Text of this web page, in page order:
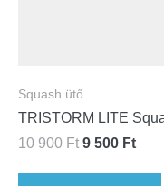
Squash ütő
TRISTORM LITE
10 900Ft 9 500 Ft